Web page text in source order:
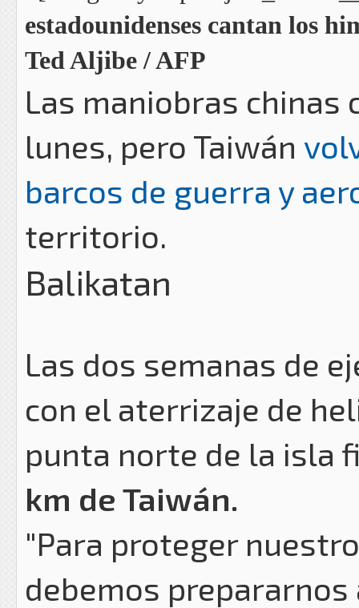
estadounidenses cantan los
Ted Aljibe / AFP
Las maniobras
lunes, pero Taiwán
barcos de guerra y
territorio.
Balikatan
Las dos semanas de
con el aterrizaje de
punta norte de la isla
km de Taiwán.
"Para proteger
debemos